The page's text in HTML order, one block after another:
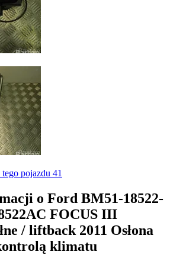
pojazdu 41
o Ford BM51-18522-
FOCUS III
/ liftback 2011 Osłona
klimatu